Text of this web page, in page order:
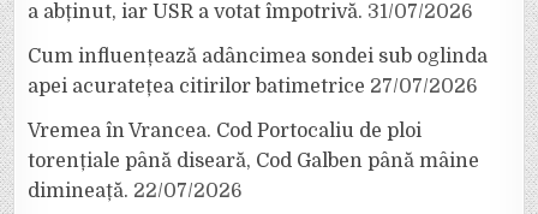
a abținut, iar USR a votat împotrivă. 31/07/2026
Cum influențează adâncimea sondei sub oglinda
apei acuratețea citirilor batimetrice 27/07/2026
Vremea în Vrancea. Cod Portocaliu de ploi
torențiale până diseară, Cod Galben până mâine
dimineață. 22/07/2026